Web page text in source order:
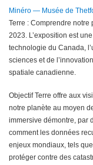
Minéro — Musée de
Terre : Comprendre notre
2023. L’exposition est
technologie du Canada,
sciences et de
spatiale canadienne.
Objectif Terre offre aux
notre planète au moyen
immersive démontre, par
comment les données
enjeux mondiaux, tels
protéger contre des